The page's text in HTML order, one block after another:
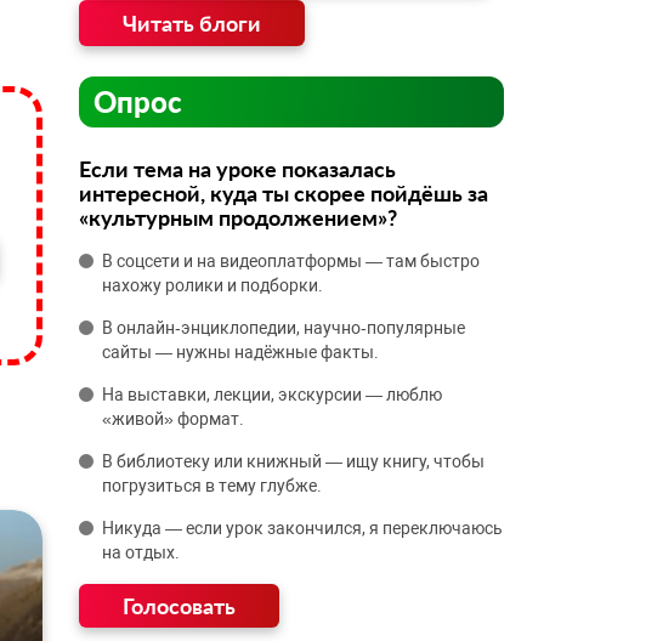
Читать блоги
Опрос
Если тема на уроке показалась
интересной, куда ты скорее пойдёшь за
«культурным продолжением»?
В соцсети и на видеоплатформы — там быстро
нахожу ролики и подборки.
В онлайн‑энциклопедии, научно‑популярные
сайты — нужны надёжные факты.
На выставки, лекции, экскурсии — люблю
«живой» формат.
В библиотеку или книжный — ищу книгу, чтобы
погрузиться в тему глубже.
Никуда — если урок закончился, я переключаюсь
на отдых.